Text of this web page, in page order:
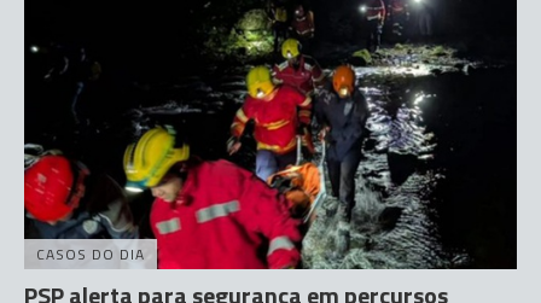
CASOS DO DIA
PSP alerta para segurança em percursos